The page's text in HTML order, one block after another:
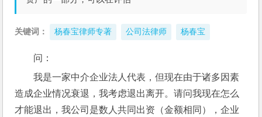
关键词： 杨春宝律师专著 公司法律师 杨春宝
问：
我是一家中介企业法人代表，但现在由于诸多因素
造成企业情况衰退，我考虑退出离开。请问我现在怎么
才能退出，我公司是数人共同出资（金额相同），企业